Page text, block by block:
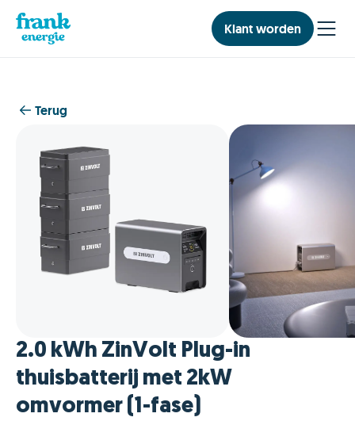
Klant worden
Terug
2.0 kWh ZinVolt Plug-in
thuisbatterij met 2kW
omvormer (1-fase)